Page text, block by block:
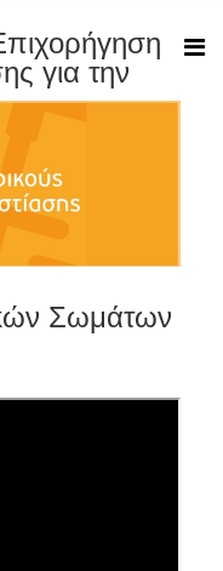
για την
Σωμάτων